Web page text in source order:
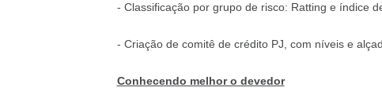
- Classificação por grupo de risco: Ratting e índice
- Criação de comitê de crédito PJ, com níveis e
Conhecendo melhor o devedor